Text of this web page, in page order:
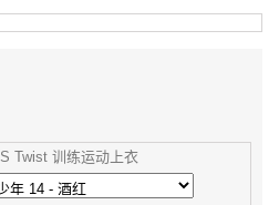
Twist 训练运动上衣